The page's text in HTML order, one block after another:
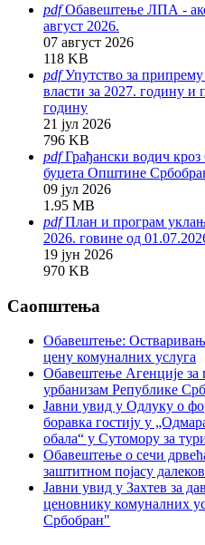
pdf Обавештење ЛПА -
август 2026.
07 август 2026
118 KB
pdf Упутство за
власти за 2027. годину и
годину
21 јул 2026
796 KB
pdf Грађански водич
буџета Општине
09 јул 2026
1.95 MB
pdf План и програм
2026. говине од
19 јун 2026
970 KB
Саопштења
Обавештење:
цену комуналних услуга
Обавештење Агенције за
урбанизам Републике
Јавни увид у Одлуку о
боравка гостију у
обала“ у Сутомору за
Обавештење о сечи
заштитном појасу
Јавни увид у Захтев за
ценовнику комуналних
Србобран"